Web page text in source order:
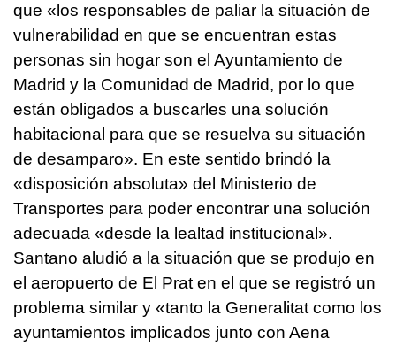
que «los responsables de paliar la situación de
vulnerabilidad en que se encuentran estas
personas sin hogar son el Ayuntamiento de
Madrid y la Comunidad de Madrid, por lo que
están obligados a buscarles una solución
habitacional para que se resuelva su situación
de desamparo». En este sentido brindó la
«disposición absoluta» del Ministerio de
Transportes para poder encontrar una solución
adecuada «desde la lealtad institucional».
Santano aludió a la situación que se produjo en
el aeropuerto de El Prat en el que se registró un
problema similar y «tanto la Generalitat como los
ayuntamientos implicados junto con Aena